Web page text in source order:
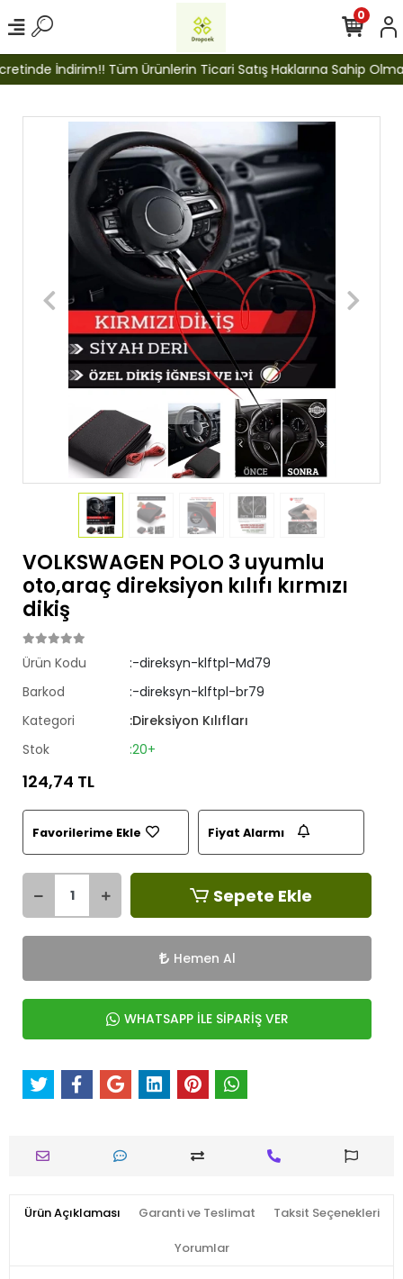
İndirim!! Tüm Ürünlerin Ticari Satış Haklarına Sahip
0
VOLKSWAGEN POLO 3 uyumlu
oto,araç direksiyon kılıfı kırmızı
dikiş
Ürün Kodu
:-direksyn-klftpl-Md79
Barkod
:-direksyn-klftpl-br79
Kategori
:Direksiyon Kılıfları
Stok
:20+
124,74 TL
Favorilerime Ekle Fiyat Alarmı
Sepete Ekle
Hemen Al
WHATSAPP İLE SİPARİŞ VER
Ürün Açıklaması Garanti ve Teslimat Taksit Seçenekleri
Yorumlar